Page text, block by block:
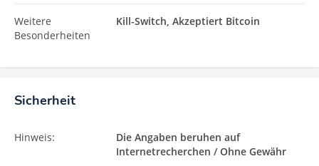
Weitere
Besonderheiten
Kill-Switch, Akzeptiert Bitcoin
Sicherheit
Hinweis:
Die Angaben beruhen auf
Internetrecherchen / Ohne Gewähr